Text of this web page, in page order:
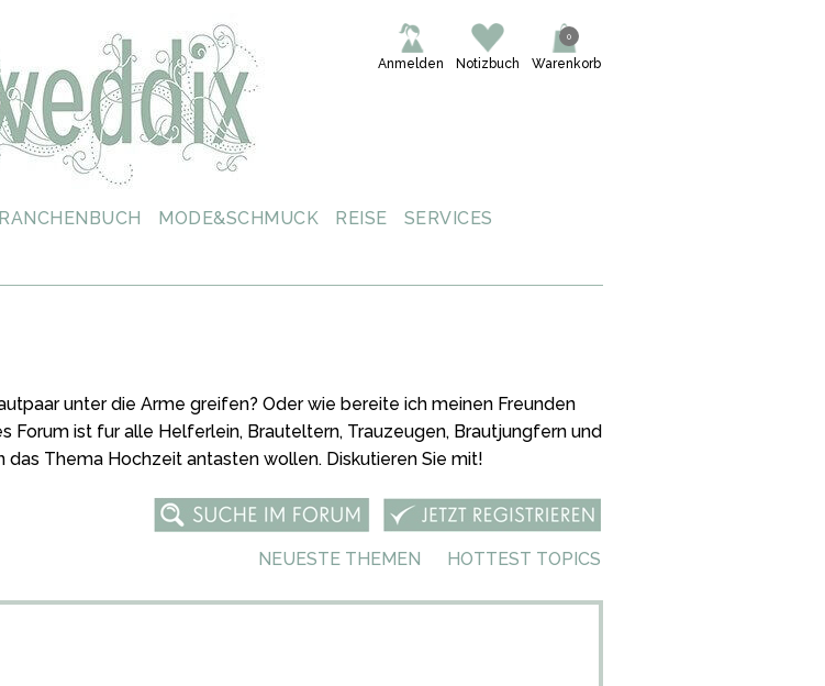
Warenkorb
0
Notizbuch
Anmelden
MODE&SCHMUCK REISE SERVICES
unter die Arme greifen? Oder wie bereite ich meinen Freunden
Forum ist fur alle Helferlein, Brauteltern, Trauzeugen, Brautjungfern und
Thema Hochzeit antasten wollen. Diskutieren Sie mit!
NEUESTE THEMEN HOTTEST TOPICS